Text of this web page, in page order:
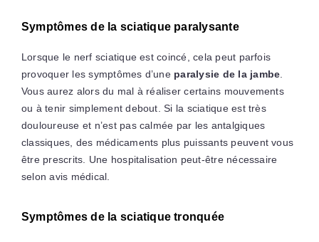
Symptômes de la sciatique paralysante
Lorsque le nerf sciatique est coincé, cela peut parfois
provoquer les symptômes d’une paralysie de la jambe.
Vous aurez alors du mal à réaliser certains mouvements
ou à tenir simplement debout. Si la sciatique est très
douloureuse et n’est pas calmée par les antalgiques
classiques, des médicaments plus puissants peuvent vous
être prescrits. Une hospitalisation peut-être nécessaire
selon avis médical.
Symptômes de la sciatique tronquée